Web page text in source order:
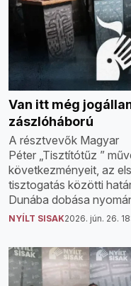
Van itt még
zászlóháború
A résztvevők Magyar
Péter „Tisztítótűz ”
következményeit, az
tisztogatás közötti
Dunába dobása
NYÍLT SISAK2026. jún. 26.